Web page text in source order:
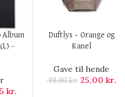
Album
–
kr.
KØB HER
Duftlys – Orange og
Kanel
Gave til hende
49,00kr. 25,00 kr.